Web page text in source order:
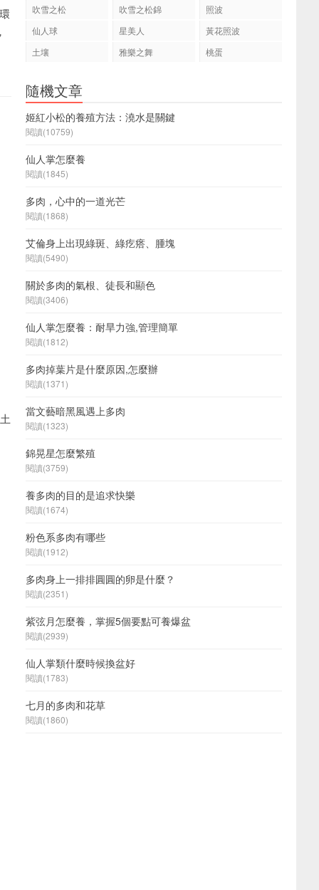
吹雪之松
吹雪之松錦
照波
仙人球
星美人
黃花照波
土壤
雅樂之舞 桃蛋
隨機文章
姬紅小松的養殖方法：澆水是關鍵
閱讀(10759)
仙人掌怎麼養
閱讀(1845)
多肉，心中的一道光芒
閱讀(1868)
艾倫身上出現綠斑、綠疙瘩、腫塊
閱讀(5490)
關於多肉的氣根、徒長和顯色
閱讀(3406)
仙人掌怎麼養：耐旱力強,管理簡單
閱讀(1812)
多肉掉葉片是什麼原因,怎麼辦
閱讀(1371)
當文藝暗黑風遇上多肉
閱讀(1323)
錦晃星怎麼繁殖
閱讀(3759)
養多肉的目的是追求快樂
閱讀(1674)
粉色系多肉有哪些
閱讀(1912)
多肉身上一排排圓圓的卵是什麼？
閱讀(2351)
紫弦月怎麼養，掌握5個要點可養爆盆
閱讀(2939)
仙人掌類什麼時候換盆好
閱讀(1783)
七月的多肉和花草
閱讀(1860)